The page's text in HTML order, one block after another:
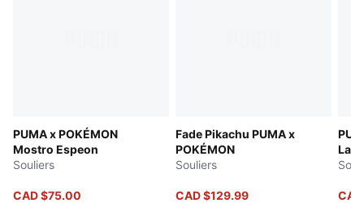
PUMA x POKÉMON
Mostro Espeon
Souliers
CAD $75.00
Fade Pikachu PUMA x
POKÉMON
Souliers
CAD $129.99